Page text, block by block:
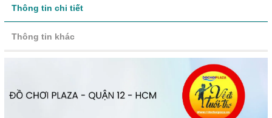
Thông tin chi tiết
Thông tin khác